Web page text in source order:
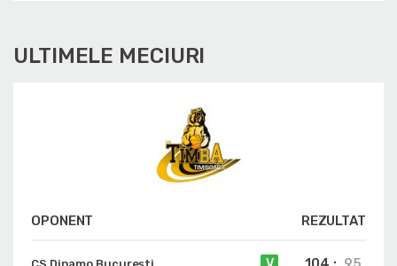
ULTIMELE MECIURI
OPONENT REZULTAT